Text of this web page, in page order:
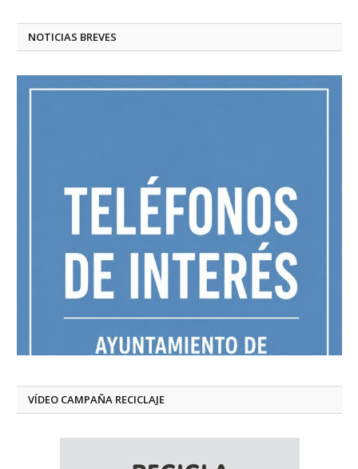
NOTICIAS BREVES
VÍDEO CAMPAÑA RECICLAJE